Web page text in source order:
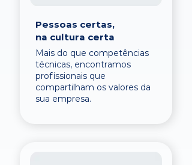
Pessoas certas,
na cultura certa
Mais do que competências
técnicas, encontramos
profissionais que
compartilham os valores da
sua empresa.